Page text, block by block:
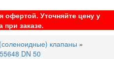
офертой. Уточняйте цену у
при заказе.
клапаны »
DN 50